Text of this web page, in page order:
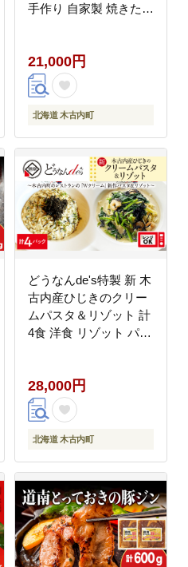
手作り 自家製 焼きたて
凍 お取り寄せ 食べ比べ
セット 人気 ギフト 贈
答用
21,000円
北海道 木古内町
どうなんde's特製 新 木
古内産ひじきのクリー
ムパスタ＆リゾット 計
4食 洋食 リゾット パス
単 時短 あっさり 人気
お取り寄せ 送料無料 冷
凍 北海道 木古内町
28,000円
北海道 木古内町